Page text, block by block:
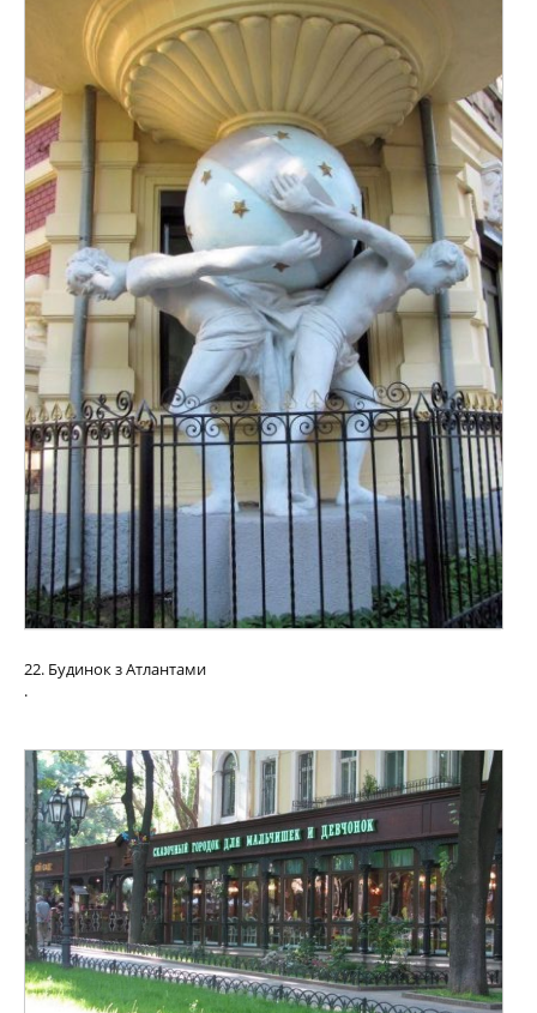
22. Будинок з Атлантами
.